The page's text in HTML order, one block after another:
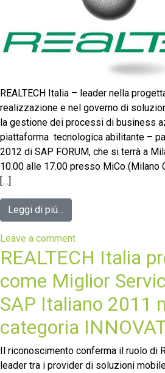
REALTECH Italia – leader nella
realizzazione e nel governo di
la gestione dei processi di business
piattaforma tecnologica abilitante –
2012 di SAP FORUM, che si terrà a
10.00 alle 17.00 presso MiCo (Milano
[…]
Leggi di più…
Leave a comment
REALTECH Italia
come Miglior
SAP Italiano 2011
categoria
Il riconoscimento conferma il ruolo di
leader tra i provider di soluzioni mobile